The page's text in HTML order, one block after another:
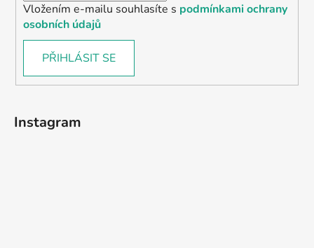
Vložením e-mailu souhlasíte s podmínkami ochrany
osobních údajů
PŘIHLÁSIT SE
Instagram